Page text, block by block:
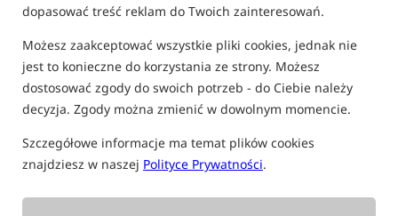
dopasować treść reklam do Twoich zainteresowań.
Możesz zaakceptować wszystkie pliki cookies, jednak nie
jest to konieczne do korzystania ze strony. Możesz
dostosować zgody do swoich potrzeb - do Ciebie należy
decyzja. Zgody można zmienić w dowolnym momencie.
Szczegółowe informacje ma temat plików cookies
znajdziesz w naszej Polityce Prywatności.
(część opcji mogła zostać ukryta przez wybrany sposób filtrowania)